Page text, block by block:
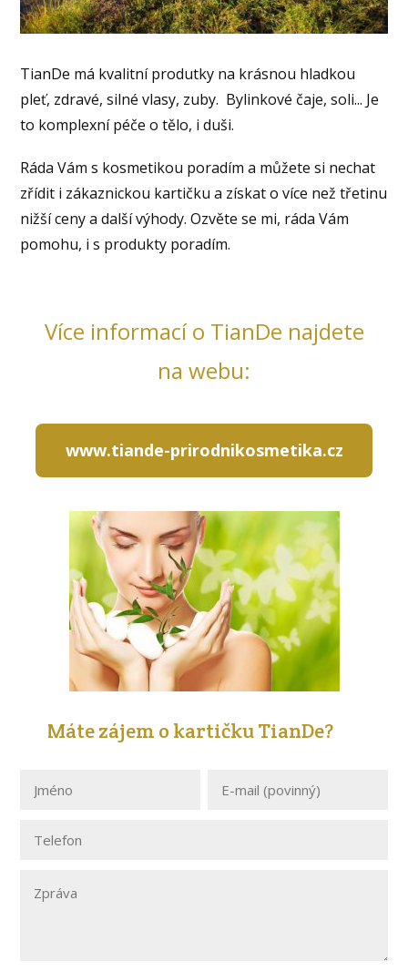
TianDe má kvalitní produtky na krásnou hladkou
pleť, zdravé, silné vlasy, zuby. Bylinkové čaje, soli... Je
to komplexní péče o tělo, i duši.
Ráda Vám s kosmetikou poradím a můžete si nechat
zřídit i zákaznickou kartičku a získat o více než třetinu
nižší ceny a další výhody. Ozvěte se mi, ráda Vám
pomohu, i s produkty poradím.
Více informací o TianDe najdete
na webu:
www.tiande-prirodnikosmetika.cz
Máte zájem o kartičku TianDe?